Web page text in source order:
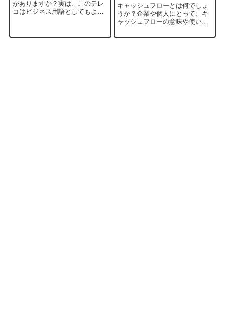
がありますか？実は、このテレ
コはビジネス用語としてもよく
記事では、テレコの意味や由
キャッシュフローとは何でしょ
うか？企業や個人にとって、キ
ャッシュフローの意味や使い方
記事では、キャッシュフローの